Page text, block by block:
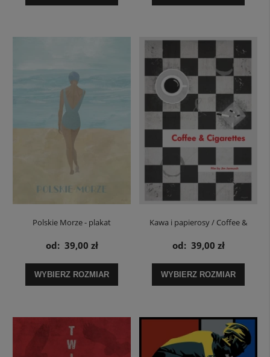
Polskie Morze - plakat
od: 39,00 zł
WYBIERZ ROZMIAR
Kawa i papierosy / Coffee &
Cigarettes Jim Jarmusch - plakat
od: 39,00 zł
WYBIERZ ROZMIAR